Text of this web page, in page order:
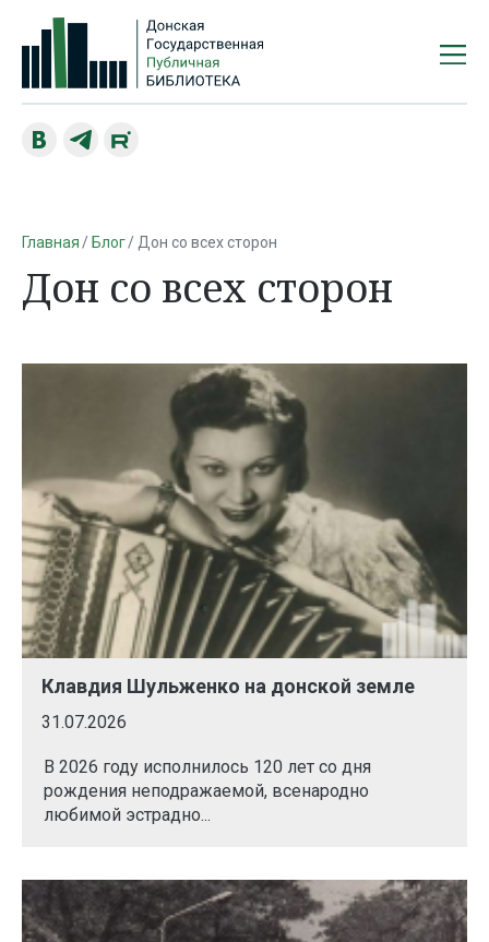
Главная Блог Дон со всех сторон
Дон со всех сторон
Клавдия Шульженко на донской земле
31.07.2026
В 2026 году исполнилось 120 лет со дня
рождения неподражаемой, всенародно
любимой эстрадно...